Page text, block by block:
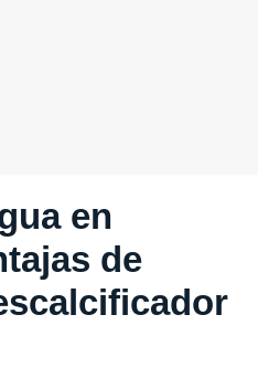
en
de